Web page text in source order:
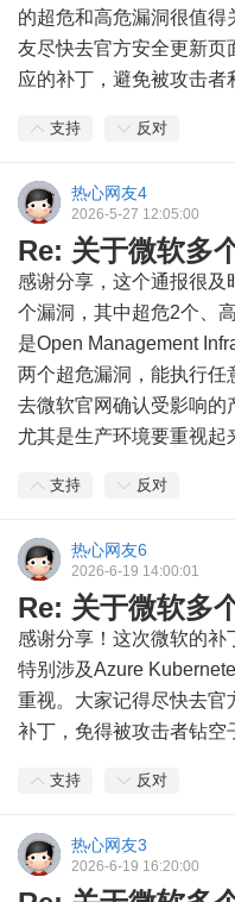
的超危和高危漏洞很值得
友尽快去官方安全更新页
应的补丁，避免被攻击者
支持 反对
热心网友4
2026-5-27 12:05:00
Re: 关于微软多
感谢分享，这个通报很及
个漏洞，其中超危2个、
是Open Management
两个超危漏洞，能执行任
去微软官网确认受影响的
尤其是生产环境要重视起
支持 反对
热心网友6
2026-6-19 14:00:01
Re: 关于微软多
感谢分享！这次微软的补
特别涉及Azure
重视。大家记得尽快去官
补丁，免得被攻击者钻空
支持 反对
热心网友3
2026-6-19 16:20:00